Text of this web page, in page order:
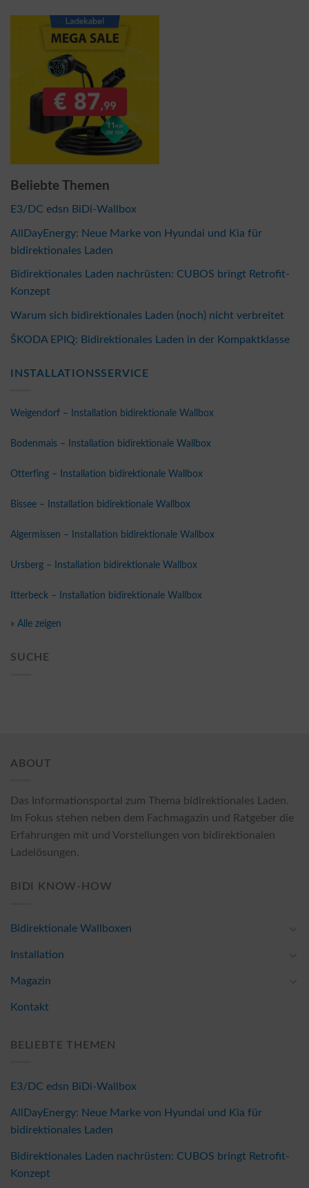
Beliebte Themen
E3/DC edsn BiDi-Wallbox
AllDayEnergy: Neue Marke von Hyundai und Kia für
bidirektionales Laden
Bidirektionales Laden nachrüsten: CUBOS bringt Retrofit-
Konzept
Warum sich bidirektionales Laden (noch) nicht verbreitet
ŠKODA EPIQ: Bidirektionales Laden in der Kompaktklasse
INSTALLATIONSSERVICE
Weigendorf – Installation bidirektionale Wallbox
Bodenmais – Installation bidirektionale Wallbox
Otterfing – Installation bidirektionale Wallbox
Bissee – Installation bidirektionale Wallbox
Algermissen – Installation bidirektionale Wallbox
Ursberg – Installation bidirektionale Wallbox
Itterbeck – Installation bidirektionale Wallbox
» Alle zeigen
SUCHE
ABOUT
Das Informationsportal zum Thema bidirektionales Laden.
Im Fokus stehen neben dem Fachmagazin und Ratgeber die
Erfahrungen mit und Vorstellungen von bidirektionalen
Ladelösungen.
BIDI KNOW-HOW
Bidirektionale Wallboxen
Installation
Magazin
Kontakt
BELIEBTE THEMEN
E3/DC edsn BiDi-Wallbox
AllDayEnergy: Neue Marke von Hyundai und Kia für
bidirektionales Laden
Bidirektionales Laden nachrüsten: CUBOS bringt Retrofit-
Konzept